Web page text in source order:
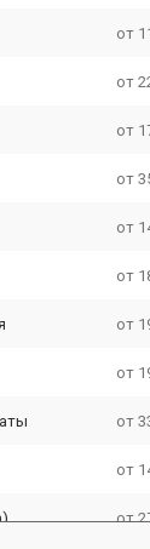
от
от
от
от
от
от
от
от
от
от
от